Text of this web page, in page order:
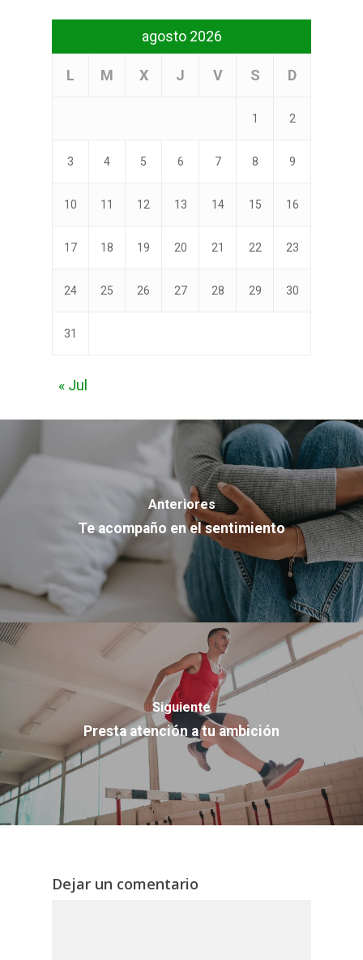
agosto 2026
L M X J V S D
1 2
3 4 5 6 7 8 9
10 11 12 13 14 15 16
17 18 19 20 21 22 23
24 25 26 27 28 29 30
31
« Jul
Anteriores
Te acompaño en el sentimiento
Siguiente
Presta atención a tu ambición
Dejar un comentario